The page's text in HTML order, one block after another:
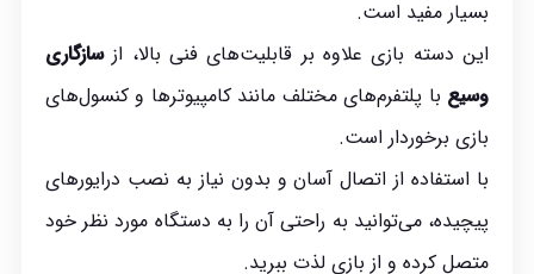
بسیار مفید است.
این دسته بازی علاوه بر قابلیت‌های فنی بالا، ازسازگاری
وسیع با پلتفرم‌های مختلف مانند کامپیوترها و کنسول‌های
بازی برخوردار است.
با استفاده از اتصال آسان و بدون نیاز به نصب درایورهای
پیچیده، می‌توانید به راحتی آن را به دستگاه مورد نظر خود
متصل کرده و از بازی لذت ببرید.